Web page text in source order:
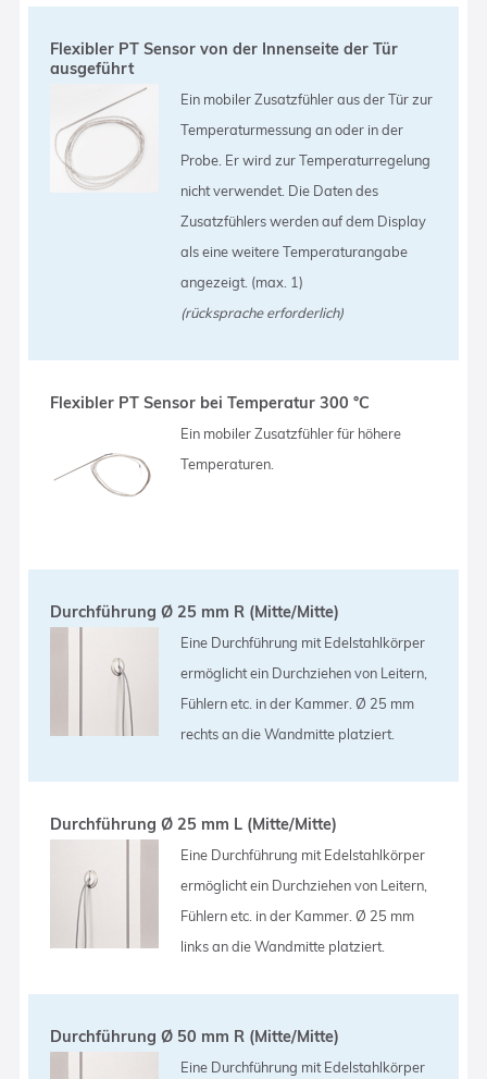
Flexibler PT Sensor von der Innenseite der Tür
ausgeführt
Ein mobiler Zusatzfühler aus der Tür zur
Temperaturmessung an oder in der
Probe. Er wird zur Temperaturregelung
nicht verwendet. Die Daten des
Zusatzfühlers werden auf dem Display
als eine weitere Temperaturangabe
angezeigt. (max. 1)
(rücksprache erforderlich)
Flexibler PT Sensor bei Temperatur 300 °C
Ein mobiler Zusatzfühler für höhere
Temperaturen.
Durchführung Ø 25 mm R (Mitte/Mitte)
Eine Durchführung mit Edelstahlkörper
ermöglicht ein Durchziehen von Leitern,
Fühlern etc. in der Kammer. Ø 25 mm
rechts an die Wandmitte platziert.
Durchführung Ø 25 mm L (Mitte/Mitte)
Eine Durchführung mit Edelstahlkörper
ermöglicht ein Durchziehen von Leitern,
Fühlern etc. in der Kammer. Ø 25 mm
links an die Wandmitte platziert.
Durchführung Ø 50 mm R (Mitte/Mitte)
Eine Durchführung mit Edelstahlkörper